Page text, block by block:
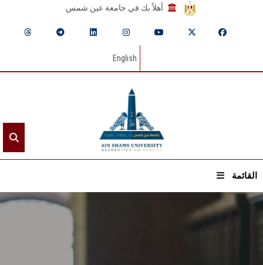
أهلاً بك في جامعة عين شمس
English
القائمة